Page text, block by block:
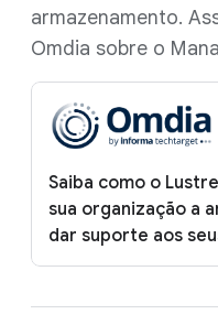
armazenamento.
Omdia sobre o
Saiba como o
sua organização a
dar suporte aos